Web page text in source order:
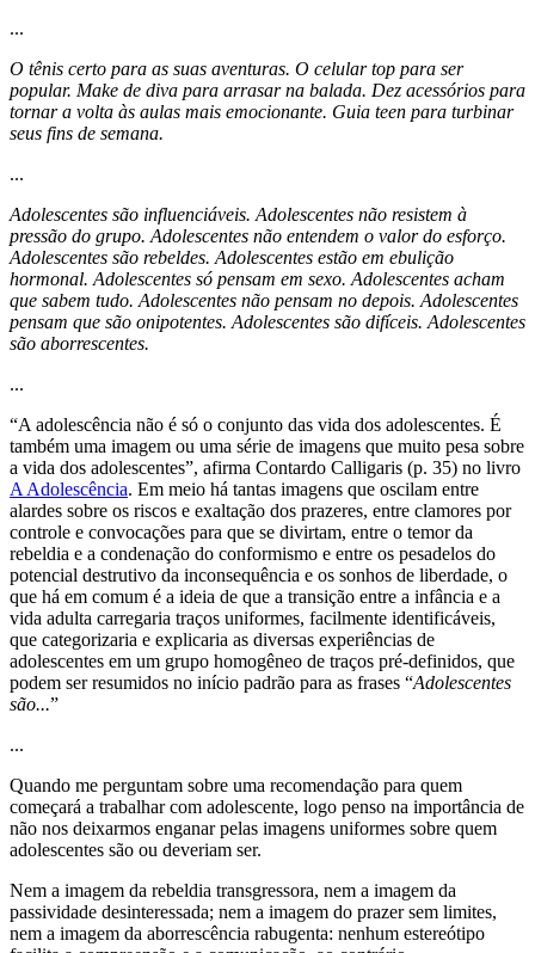
...
O tênis certo para as suas aventuras. O celular top para ser
popular. Make de diva para arrasar na balada. Dez acessórios para
tornar a volta às aulas mais emocionante. Guia teen para turbinar
seus fins de semana.
...
Adolescentes são influenciáveis. Adolescentes não resistem à
pressão do grupo. Adolescentes não entendem o valor do esforço.
Adolescentes são rebeldes. Adolescentes estão em ebulição
hormonal. Adolescentes só pensam em sexo. Adolescentes acham
que sabem tudo. Adolescentes não pensam no depois. Adolescentes
pensam que são onipotentes. Adolescentes são difíceis. Adolescentes
são aborrescentes.
...
“A adolescência não é só o conjunto das vida dos adolescentes. É
também uma imagem ou uma série de imagens que muito pesa sobre
a vida dos adolescentes”, afirma Contardo Calligaris (p. 35) no livro
A Adolescência. Em meio há tantas imagens que oscilam entre
alardes sobre os riscos e exaltação dos prazeres, entre clamores por
controle e convocações para que se divirtam, entre o temor da
rebeldia e a condenação do conformismo e entre os pesadelos do
potencial destrutivo da inconsequência e os sonhos de liberdade, o
que há em comum é a ideia de que a transição entre a infância e a
vida adulta carregaria traços uniformes, facilmente identificáveis,
que categorizaria e explicaria as diversas experiências de
adolescentes em um grupo homogêneo de traços pré-definidos, que
podem ser resumidos no início padrão para as frases “Adolescentes
são...”
...
Quando me perguntam sobre uma recomendação para quem
começará a trabalhar com adolescente, logo penso na importância de
não nos deixarmos enganar pelas imagens uniformes sobre quem
adolescentes são ou deveriam ser.
Nem a imagem da rebeldia transgressora, nem a imagem da
passividade desinteressada; nem a imagem do prazer sem limites,
nem a imagem da aborrescência rabugenta: nenhum estereótipo